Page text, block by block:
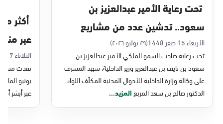
التوجه للموقع
الدمام, الدمام - بنده - حي الشاطئ
الأحد - الخميس (08:00-14:30)
التوجه للموقع
الدمام, الدمام - بنده ضاحية الملك فهد
تحت رعاية الأمير عبدالعزيز بن
سعود.. تدشين عدد من مشاريع
التحول الرقمي والخدمات الإلكترونية
للأحوال المدنية
الأربعاء 15 صفر 1448
(٢٩ يوليو ٢٠٢٦)
تحت رعاية صاحب السمو الملكي الأمير عبدالعزيز بن
سعود بن نايف بن عبدالعزيز وزير الداخلية، شهد المشرف
على وكالة وزارة الداخلية للأحوال المدنية المكلّف اللواء
الدكتور صالح بن سعد المربعالمزيد...
عبر
الثلاثاء 7 صفر 1448
نفذت منصة
عبر أبشر